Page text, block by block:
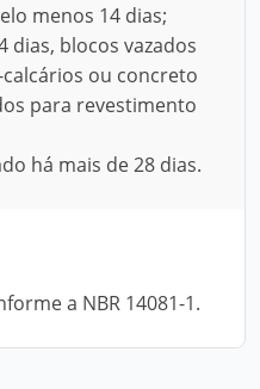
menos 14 dias;
dias, blocos vazados
ou concreto
para revestimento
há mais de 28 dias.
a NBR 14081-1.